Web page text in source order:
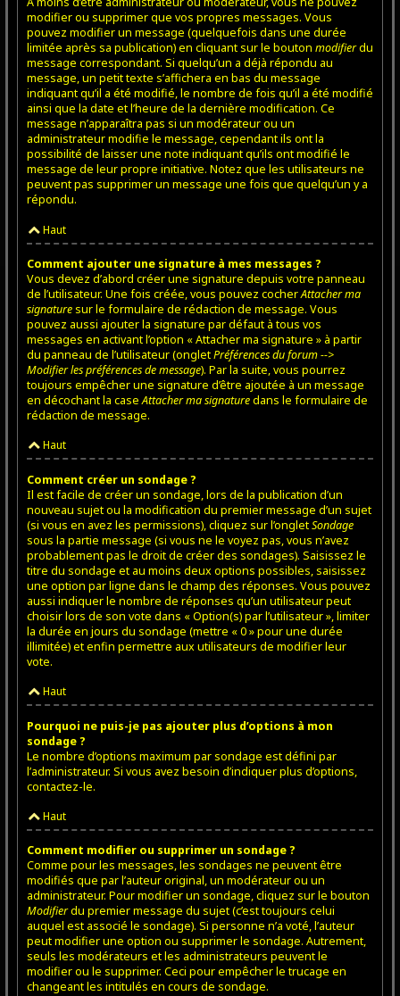
modifier ou supprimer que vos propres messages. Vous
pouvez modifier un message (quelquefois dans une durée
limitée après sa publication) en cliquant sur le bouton modifierdu
message correspondant. Si quelqu’un a déjà répondu au
message, un petit texte s’affichera en bas du message
indiquant qu’il a été modifié, le nombre de fois qu’il a été modifié
ainsi que la date et l’heure de la dernière modification. Ce
message n’apparaîtra pas si un modérateur ou un
administrateur modifie le message, cependant ils ont la
possibilité de laisser une note indiquant qu’ils ont modifié le
message de leur propre initiative. Notez que les utilisateurs ne
peuvent pas supprimer un message une fois que quelqu’un y a
répondu.
Haut
Comment ajouter une signature à mes messages ?
Vous devez d’abord créer une signature depuis votre panneau
de l’utilisateur. Une fois créée, vous pouvez cocherAttacher ma
signature sur le formulaire de rédaction de message. Vous
pouvez aussi ajouter la signature par défaut à tous vos
messages en activant l’option « Attacher ma signature » à partir
du panneau de l’utilisateur (ongletPréférences du forum -->
Modifier les préférences de message). Par la suite, vous pourrez
toujours empêcher une signature d’être ajoutée à un message
en décochant la caseAttacher ma signaturedans le formulaire de
rédaction de message.
Haut
Comment créer un sondage ?
Il est facile de créer un sondage, lors de la publication d’un
nouveau sujet ou la modification du premier message d’un sujet
(si vous en avez les permissions), cliquez sur l’ongletSondage
sous la partie message (si vous ne le voyez pas, vous n’avez
probablement pas le droit de créer des sondages). Saisissez le
titre du sondage et au moins deux options possibles, saisissez
une option par ligne dans le champ des réponses. Vous pouvez
aussi indiquer le nombre de réponses qu’un utilisateur peut
choisir lors de son vote dans « Option(s) par l’utilisateur », limiter
la durée en jours du sondage (mettre « 0 » pour une durée
illimitée) et enfin permettre aux utilisateurs de modifier leur
vote.
Haut
Pourquoi ne puis-je pas ajouter plus d’options à mon
sondage ?
Le nombre d’options maximum par sondage est défini par
l’administrateur. Si vous avez besoin d’indiquer plus d’options,
contactez-le.
Haut
Comment modifier ou supprimer un sondage ?
Comme pour les messages, les sondages ne peuvent être
modifiés que par l’auteur original, un modérateur ou un
administrateur. Pour modifier un sondage, cliquez sur le bouton
Modifierdu premier message du sujet (c’est toujours celui
auquel est associé le sondage). Si personne n’a voté, l’auteur
peut modifier une option ou supprimer le sondage. Autrement,
seuls les modérateurs et les administrateurs peuvent le
modifier ou le supprimer. Ceci pour empêcher le trucage en
changeant les intitulés en cours de sondage.